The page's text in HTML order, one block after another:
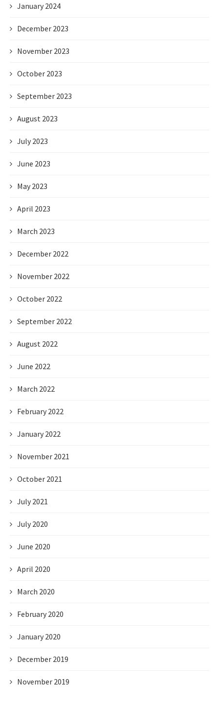
January 2024
December 2023
November 2023
October 2023
September 2023
August 2023
July 2023
June 2023
May 2023
April 2023
March 2023
December 2022
November 2022
October 2022
September 2022
August 2022
June 2022
March 2022
February 2022
January 2022
November 2021
October 2021
July 2021
July 2020
June 2020
April 2020
March 2020
February 2020
January 2020
December 2019
November 2019